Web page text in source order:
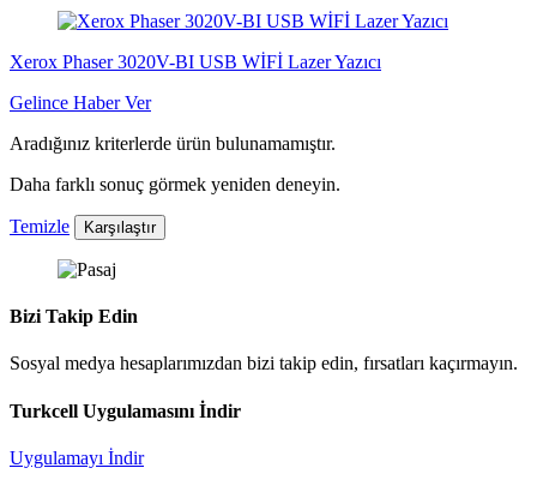
Xerox Phaser 3020V-BI USB WİFİ Lazer Yazıcı
Gelince Haber Ver
Aradığınız kriterlerde ürün bulunamamıştır.
Daha farklı sonuç görmek yeniden deneyin.
Temizle Karşılaştır
Bizi Takip Edin
Sosyal medya hesaplarımızdan bizi takip edin, fırsatları kaçırmayın.
Turkcell Uygulamasını İndir
Uygulamayı İndir